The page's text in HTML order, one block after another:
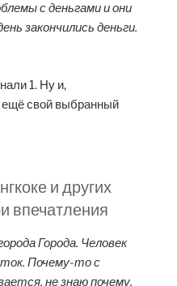
с деньгами и они
закончились деньги.
1. Ну и,
ещё свой выбранный
и других
впечатления
Города. Человек
Почему-то с
не знаю почему.